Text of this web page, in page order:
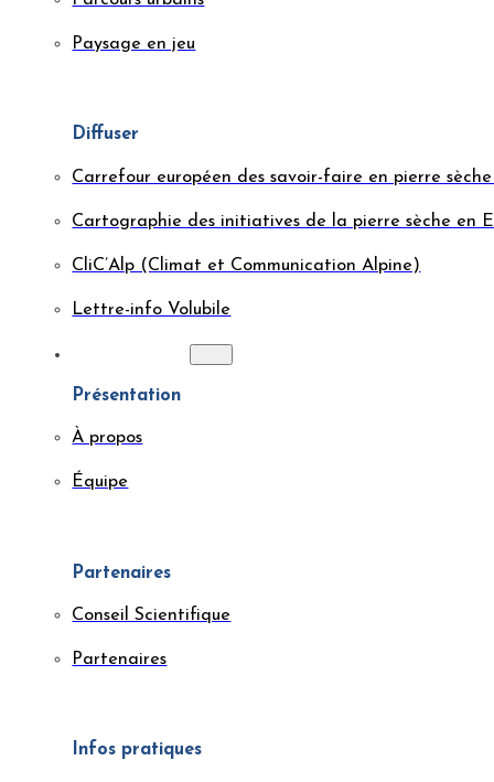
Paysage en jeu
Diffuser
Carrefour européen des savoir-faire en pierre
Cartographie des initiatives de la pierre sèche en
CliC’Alp (Climat et Communication Alpine)
Lettre-info Volubile
Présentation
À propos
Équipe
Partenaires
Conseil Scientifique
Partenaires
Infos pratiques